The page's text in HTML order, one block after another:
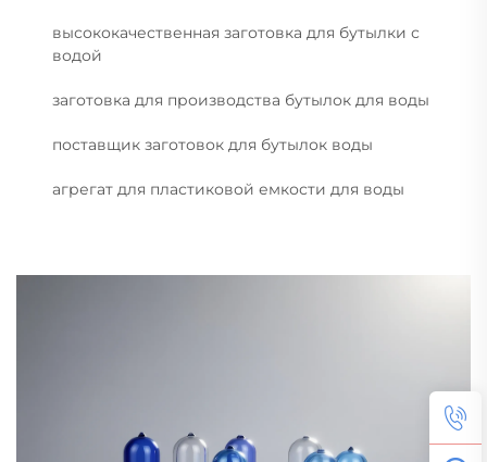
высококачественная заготовка для бутылки с
водой
заготовка для производства бутылок для воды
поставщик заготовок для бутылок воды
агрегат для пластиковой емкости для воды